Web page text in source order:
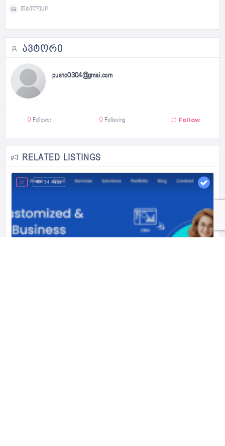
თბილისი
ᲐᲕᲢᲝᲠᲘ
pusho0304@gmai.com
0 Follower 0 Following Follow
RELATED LISTINGS
54 Views